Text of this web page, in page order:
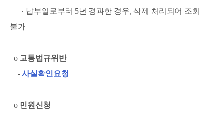
· 납부일로부터 5년 경과한 경우, 삭제 처리되어 조회
불가
ο 교통법규위반
- 사실확인요청
ο 민원신청